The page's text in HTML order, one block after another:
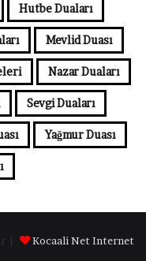
Hutbe Duaları
Mevlid Duası
Nazar Duaları
Sevgi Duaları
Yağmur Duası
|
Kocaali Net Internet